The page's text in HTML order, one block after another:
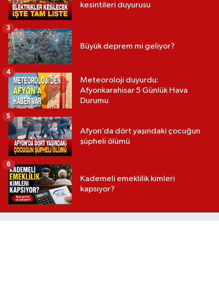
kesintileri duyurusu
Büyük deprem mi geliyor?
3
Meteoroloji duyurdu:
Afyonkarahisar 5 Günlük Hava
Durumu
4
Afyon’da dört yaşındaki çocuğun
şüpheli ölümü
5
Kademeli emeklilik kimleri
kapsıyor?
6